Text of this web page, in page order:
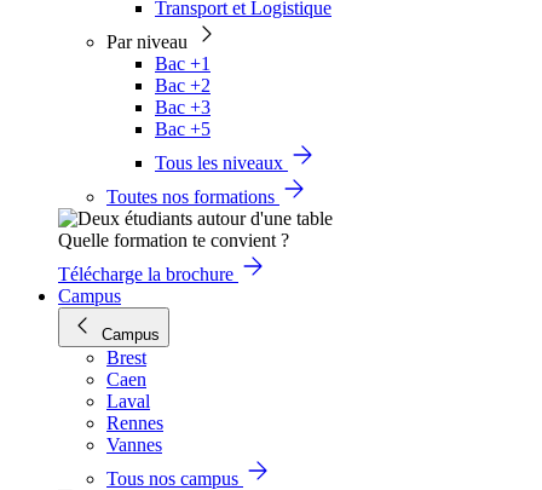
Transport et Logistique
Par niveau
Bac +1
Bac +2
Bac +3
Bac +5
Tous les niveaux
Toutes nos formations
Quelle formation te convient ?
Télécharge la brochure
Campus
Campus
Brest
Caen
Laval
Rennes
Vannes
Tous nos campus